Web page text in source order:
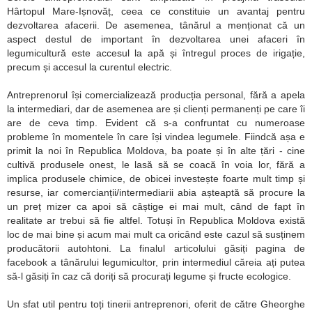
Hârtopul Mare-Ișnovăț, ceea ce constituie un avantaj pentru
dezvoltarea afacerii. De asemenea, tânărul a menționat că un
aspect destul de important în dezvoltarea unei afaceri în
legumicultură este accesul la apă și întregul proces de irigație,
precum și accesul la curentul electric.
Antreprenorul își comercializează producția personal, fără a apela
la intermediari, dar de asemenea are și clienți permanenți pe care îi
are de ceva timp. Evident că s-a confruntat cu numeroase
probleme în momentele în care își vindea legumele. Fiindcă așa e
primit la noi în Republica Moldova, ba poate și în alte țări - cine
cultivă produsele onest, le lasă să se coacă în voia lor, fără a
implica produsele chimice, de obicei investește foarte mult timp și
resurse, iar comercianții/intermediarii abia așteaptă să procure la
un preț mizer ca apoi să câștige ei mai mult, când de fapt în
realitate ar trebui să fie altfel. Totuși în Republica Moldova există
loc de mai bine și acum mai mult ca oricând este cazul să susținem
producătorii autohtoni. La finalul articolului găsiți pagina de
facebook a tânărului legumicultor, prin intermediul căreia ați putea
să-l găsiți în caz că doriți să procurați legume și fructe ecologice.
Un sfat util pentru toți tinerii antreprenori, oferit de către Gheorghe